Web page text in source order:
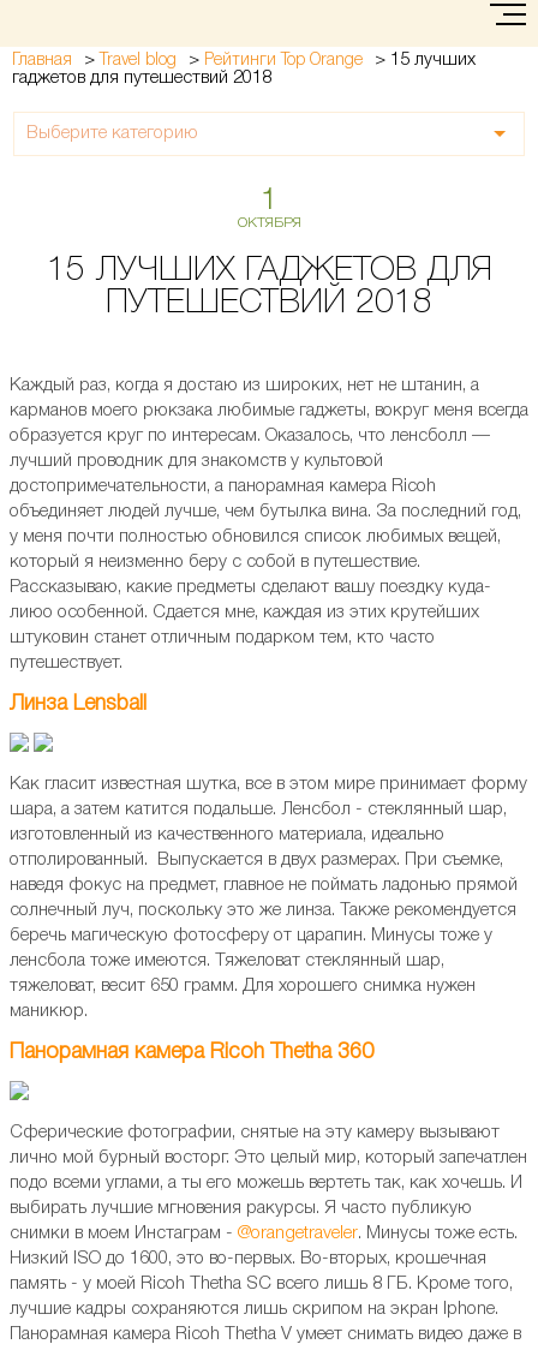
Главная > Travel blog > Рейтинги Top Orange > 15 лучших
гаджетов для путешествий 2018
Выберите категорию
1
ОКТЯБРЯ
15 ЛУЧШИХ ГАДЖЕТОВ ДЛЯ
ПУТЕШЕСТВИЙ 2018
Каждый раз, когда я достаю из широких, нет не штанин, а
карманов моего рюкзака любимые гаджеты, вокруг меня всегда
образуется круг по интересам. Оказалось, что ленсболл —
лучший проводник для знакомств у культовой
достопримечательности, а панорамная камера Ricoh
объединяет людей лучше, чем бутылка вина. За последний год,
у меня почти полностью обновился список любимых вещей,
который я неизменно беру с собой в путешествие.
Рассказываю, какие предметы сделают вашу поездку куда-
лиюо особенной. Сдается мне, каждая из этих крутейших
штуковин станет отличным подарком тем, кто часто
путешествует.
Линза Lensball
Как гласит известная шутка, все в этом мире принимает форму
шара, а затем катится подальше. Ленсбол - стеклянный шар,
изготовленный из качественного материала, идеально
отполированный. Выпускается в двух размерах. При съемке,
наведя фокус на предмет, главное не поймать ладонью прямой
солнечный луч, поскольку это же линза. Также рекомендуется
беречь магическую фотосферу от царапин. Минусы тоже у
ленсбола тоже имеются. Тяжеловат стеклянный шар,
тяжеловат, весит 650 грамм. Для хорошего снимка нужен
маникюр.
Панорамная камера Ricoh Thetha 360
Сферические фотографии, снятые на эту камеру вызывают
лично мой бурный восторг. Это целый мир, который запечатлен
подо всеми углами, а ты его можешь вертеть так, как хочешь. И
выбирать лучшие мгновения ракурсы. Я часто публикую
снимки в моем Инстаграм - @orangetraveler. Минусы тоже есть.
Низкий ISO до 1600, это во-первых. Во-вторых, крошечная
память - у моей Ricoh Thetha SC всего лишь 8 ГБ. Кроме того,
лучшие кадры сохраняются лишь скрипом на экран Iphone.
Панорамная камера Ricoh Thetha V умеет снимать видео даже в